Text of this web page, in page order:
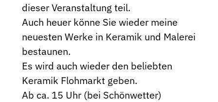
dieser Veranstaltung teil.
Auch heuer könne Sie wieder meine
neuesten Werke in Keramik und Malerei
bestaunen.
Es wird auch wieder den beliebten
Keramik Flohmarkt geben.
Ab ca. 15 Uhr (bei Schönwetter)